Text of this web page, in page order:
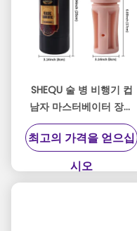
SHEQU 술 병 비행기 컵
남자 마스터베이터 장난
감 부드러운 피부 남자처
럼
최고의 가격을 얻으십
시오